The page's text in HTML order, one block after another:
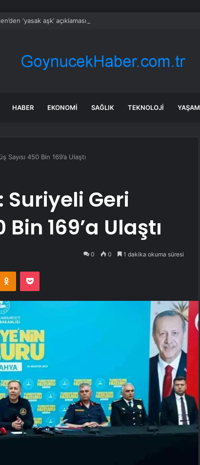
‘yasak aşk’ açıklaması: Hukuki yollara başvuruyor
HABER EKONOMI SAĞLIK TEKNOLOJI YAŞAM
450 Bin 169’a Ulaştı
Geri
169’a Ulaştı
0 0 1 dakika okuma süresi
Odnoklassniki
Pocket